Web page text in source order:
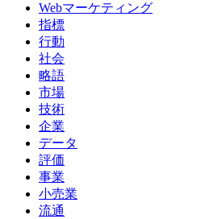
Webマーケティング
指標
行動
社会
略語
市場
技術
企業
データ
評価
事業
小売業
流通